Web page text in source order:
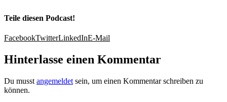
Teile diesen Podcast!
FacebookTwitterLinkedInE-Mail
Hinterlasse einen Kommentar
Du musst angemeldet sein, um einen Kommentar schreiben zu
können.